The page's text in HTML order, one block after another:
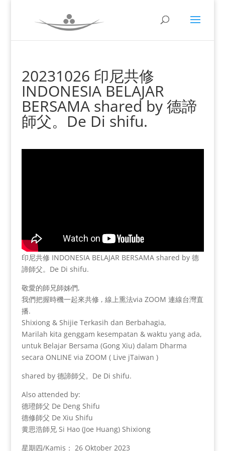
20231026 印尼共修
INDONESIA BELAJAR
BERSAMA shared by 德諦
師父。De Di shifu.
印尼共修 INDONESIA BELAJAR BERSAMA shared by 德
諦師父。De Di shifu.
敬愛的師兄師姊們,
我們把握時機一起來共修 , 線上熏法via ZOOM 連線台灣直
播.
Shixiong & Shijie Terkasih dan Berbahagia,
Marilah kita genggam kesempatan & waktu yang ada,
untuk Belajar Bersama (Gong Xiu) dalam Dharma
secara ONLINE via ZOOM ( Live jTaiwan )
shared by 德諦師父。De Di shifu.
Also attended by:
德璒師父 De Deng Shifu
德修師父 De Xiu Shifu
黄思浩師兄 Si Hao (Joe Huang) Shixiong
星期四/Kamis： 26 Oktober 2023